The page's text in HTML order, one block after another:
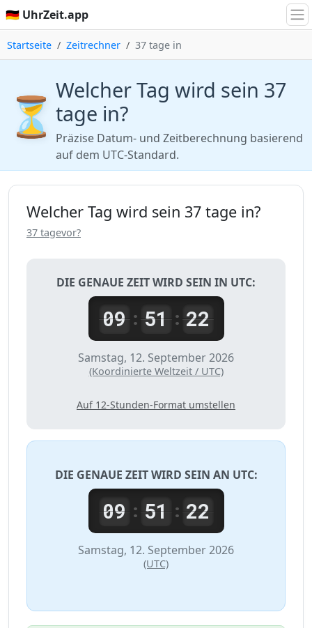
🇩🇪 UhrZeit.app
Startseite Zeitrechner 37 tage in
⏳ Welcher Tag wird sein 37
tage in?
Präzise Datum- und Zeitberechnung basierend
auf dem UTC-Standard.
Welcher Tag wird sein 37 tage in?
37 tagevor?
DIE GENAUE ZEIT WIRD SEIN IN UTC:
09: 51: 22
Samstag, 12. September 2026
(Koordinierte Weltzeit / UTC)
Auf 12-Stunden-Format umstellen
DIE GENAUE ZEIT WIRD SEIN AN UTC:
09: 51: 22
Samstag, 12. September 2026
(UTC)